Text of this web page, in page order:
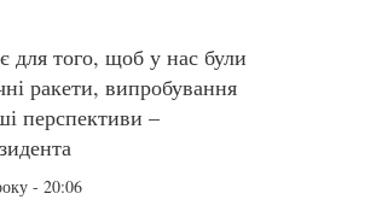
для того, щоб у нас були
ракети, випробування
перспективи –
- 20:06